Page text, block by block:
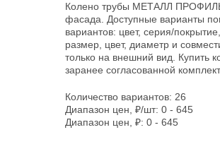
Колено трубы МЕТАЛЛ ПРОФИЛЬ
фасада. Доступные варианты
вариантов: цвет, серия/
размер, цвет, диаметр и
только на внешний вид.
заранее согласованной
Количество вариантов: 26
Диапазон цен, ₽/шт: 0 - 645
Диапазон цен, ₽: 0 - 645